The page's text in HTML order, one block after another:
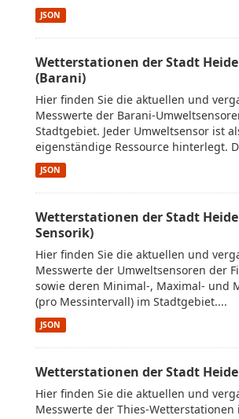
JSON
Wetterstationen der Stadt
(Barani)
Hier finden Sie die aktuellen und
Messwerte der Barani-
Stadtgebiet. Jeder Umweltsensor ist
eigenständige Ressource hinterlegt.
JSON
Wetterstationen der Stadt
Sensorik)
Hier finden Sie die aktuellen und
Messwerte der Umweltsensoren der
sowie deren Minimal-, Maximal- und
(pro Messintervall) im Stadtgebiet....
JSON
Wetterstationen der Stadt
Hier finden Sie die aktuellen und
Messwerte der Thies-Wetterstationen